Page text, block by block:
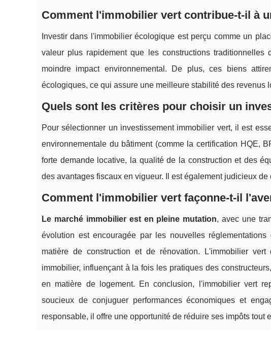
Comment l'immobilier vert contribue-t-il à
Investir dans l'immobilier écologique est perçu comme un
valeur plus rapidement que les constructions
moindre impact environnemental. De plus, ces biens
écologiques, ce qui assure une meilleure stabilité des revenus
Quels sont les critères pour choisir un
Pour sélectionner un investissement immobilier vert, il est
environnementale du bâtiment (comme la certification HQE,
forte demande locative, la qualité de la construction et des
des avantages fiscaux en vigueur. Il est également judicieux
Comment l'immobilier vert façonne-t-il
Le marché immobilier est en pleine mutation, avec une
évolution est encouragée par les nouvelles
matière de construction et de rénovation. L'immobilier
immobilier, influençant à la fois les pratiques des
en matière de logement. En conclusion, l'immobilier vert
soucieux de conjuguer performances économiques et
responsable, il offre une opportunité de réduire ses impôts tout